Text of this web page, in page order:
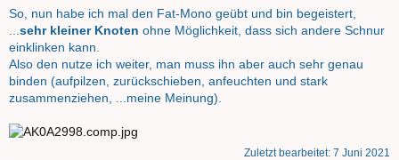
So, nun habe ich mal den Fat-Mono geübt und bin begeistert,
sehr kleiner Knoten ohne Möglichkeit, dass sich andere Schnur
einklinken kann.
Also den nutze ich weiter, man muss ihn aber auch sehr genau
binden (aufpilzen, zurückschieben, anfeuchten und stark
zusammenziehen, ...meine Meinung).
Zuletzt bearbeitet: 7 Juni 2021